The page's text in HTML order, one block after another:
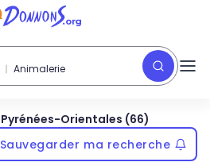
Animalerie
Pyrénées-Orientales (66)
Sauvegarder ma recherche